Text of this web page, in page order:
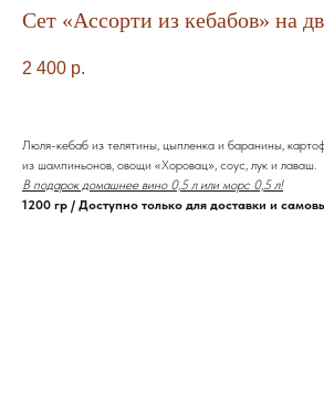
Сет «Ассорти из кебабов» на
2 400 р.
Люля-кебаб из телятины, цыпленка и баранины,
из шампиньонов, овощи «Хоровац», соус, лук и лаваш.
В подарок домашнее вино 0,5 л или морс 0,5 л!
1200 гр / Доступно только для доставки и